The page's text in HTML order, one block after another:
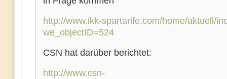
http://www.ikk-spartarife.com/home/aktuell/
we_objectID=524
CSN hat darüber berichtet:
http://www.csn-